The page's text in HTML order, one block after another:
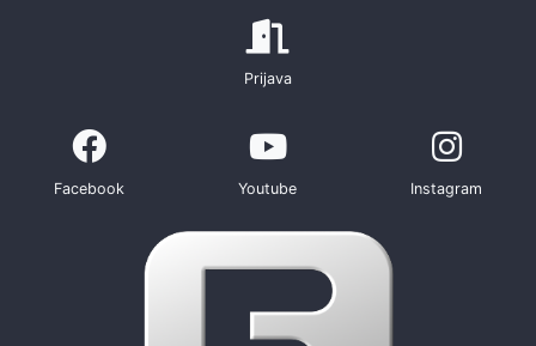
Prijava
Facebook Youtube Instagram